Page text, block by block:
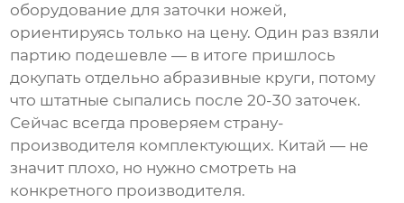
оборудование для заточки ножей,
ориентируясь только на цену. Один раз взяли
партию подешевле — в итоге пришлось
докупать отдельно абразивные круги, потому
что штатные сыпались после 20-30 заточек.
Сейчас всегда проверяем страну-
производителя комплектующих. Китай — не
значит плохо, но нужно смотреть на
конкретного производителя.